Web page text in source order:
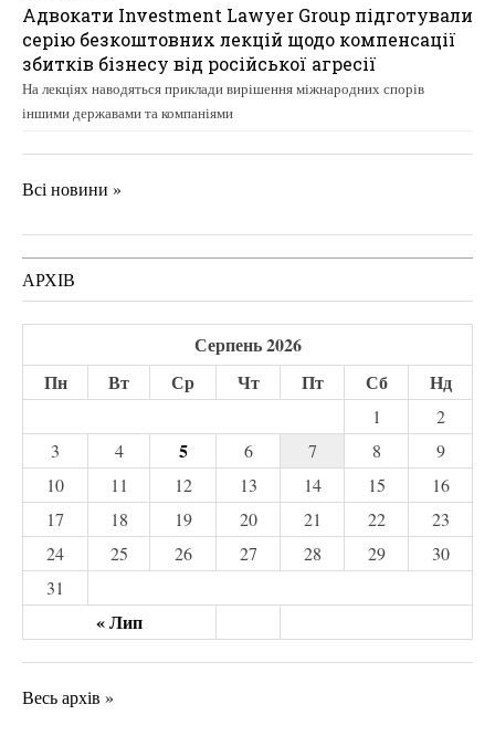
Адвокати Investment Lawyer Group підготували
серію безкоштовних лекцій щодо компенсації
збитків бізнесу від російської агресії
На лекціях наводяться приклади вирішення міжнародних спорів
іншими державами та компаніями
Всі новини »
АРХІВ
Серпень 2026
Пн
Вт Ср Чт Пт Сб Нд
« Лип
1
2
3
4 5 6 7 8
9
10
11 12 13 14 15
16
17
18 19 20 21 22
23
24
25 26 27 28 29
30
31
Весь архів »